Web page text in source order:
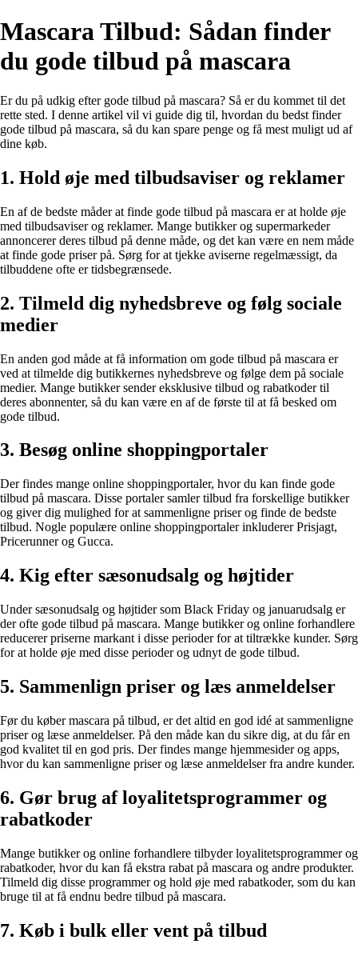
Mascara Tilbud: Sådan finder
du gode tilbud på mascara
Er du på udkig efter gode tilbud på mascara? Så er du kommet til det
rette sted. I denne artikel vil vi guide dig til, hvordan du bedst finder
gode tilbud på mascara, så du kan spare penge og få mest muligt ud af
dine køb.
1. Hold øje med tilbudsaviser og reklamer
En af de bedste måder at finde gode tilbud på mascara er at holde øje
med tilbudsaviser og reklamer. Mange butikker og supermarkeder
annoncerer deres tilbud på denne måde, og det kan være en nem måde
at finde gode priser på. Sørg for at tjekke aviserne regelmæssigt, da
tilbuddene ofte er tidsbegrænsede.
2. Tilmeld dig nyhedsbreve og følg sociale
medier
En anden god måde at få information om gode tilbud på mascara er
ved at tilmelde dig butikkernes nyhedsbreve og følge dem på sociale
medier. Mange butikker sender eksklusive tilbud og rabatkoder til
deres abonnenter, så du kan være en af de første til at få besked om
gode tilbud.
3. Besøg online shoppingportaler
Der findes mange online shoppingportaler, hvor du kan finde gode
tilbud på mascara. Disse portaler samler tilbud fra forskellige butikker
og giver dig mulighed for at sammenligne priser og finde de bedste
tilbud. Nogle populære online shoppingportaler inkluderer Prisjagt,
Pricerunner og Gucca.
4. Kig efter sæsonudsalg og højtider
Under sæsonudsalg og højtider som Black Friday og januarudsalg er
der ofte gode tilbud på mascara. Mange butikker og online forhandlere
reducerer priserne markant i disse perioder for at tiltrække kunder. Sørg
for at holde øje med disse perioder og udnyt de gode tilbud.
5. Sammenlign priser og læs anmeldelser
Før du køber mascara på tilbud, er det altid en god idé at sammenligne
priser og læse anmeldelser. På den måde kan du sikre dig, at du får en
god kvalitet til en god pris. Der findes mange hjemmesider og apps,
hvor du kan sammenligne priser og læse anmeldelser fra andre kunder.
6. Gør brug af loyalitetsprogrammer og
rabatkoder
Mange butikker og online forhandlere tilbyder loyalitetsprogrammer og
rabatkoder, hvor du kan få ekstra rabat på mascara og andre produkter.
Tilmeld dig disse programmer og hold øje med rabatkoder, som du kan
bruge til at få endnu bedre tilbud på mascara.
7. Køb i bulk eller vent på tilbud